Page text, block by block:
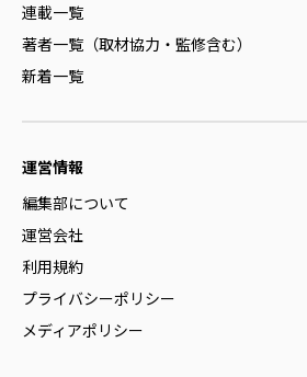
連載一覧
著者一覧（取材協力・監修含む）
新着一覧
運営情報
編集部について
運営会社
利用規約
プライバシーポリシー
メディアポリシー